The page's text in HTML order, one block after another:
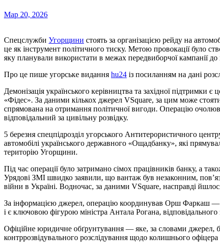
Мар 20, 2026
Спецслужби Угорщини стоять за організацією рейду на
це як інструмент політичного тиску. Метою провокації було
яку планували використати в межах передвиборчої кампанії до
Про це пише угорське видання hu24 із посиланням на дані
Демонізація українського керівництва та західної підтримки є
«Фідес». За даними кількох джерел VSquare, за цим може
спрямована на отримання політичної вигоди. Операцію
відповідальний за цивільну розвідку.
5 березня спецпідрозділ угорського Антитерористичного
автомобілі українського державного «Ощадбанку», які
територію Угорщини.
Під час операції було затримано сімох працівників банку, а
Урядові ЗМІ швидко заявили, що вантаж був незаконним,
війни в Україні. Водночас, за даними VSquare, насправді
За інформацією джерел, операцію координував Орш Фаркаш —
і є ключовою фігурою міністра Антала Рогана,
Офіційне юридичне обґрунтування — яке, за словами
контррозвідувального розслідування щодо колишнього